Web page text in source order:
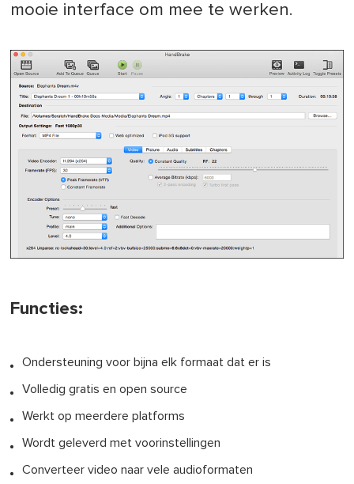
mooie interface om mee te werken.
Functies:
Ondersteuning voor bijna elk formaat dat er is
Volledig gratis en open source
Werkt op meerdere platforms
Wordt geleverd met voorinstellingen
Converteer video naar vele audioformaten